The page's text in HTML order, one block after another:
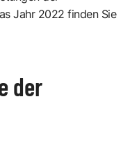
Jahr 2022 finden Sie
der